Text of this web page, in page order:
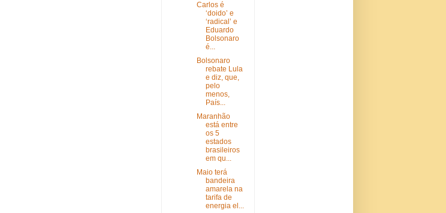
Carlos é
‘doido’ e
‘radical’ e
Eduardo
Bolsonaro
é...
Bolsonaro
rebate Lula
e diz, que,
pelo
menos,
País...
Maranhão
está entre
os 5
estados
brasileiros
em qu...
Maio terá
bandeira
amarela na
tarifa de
energia el...